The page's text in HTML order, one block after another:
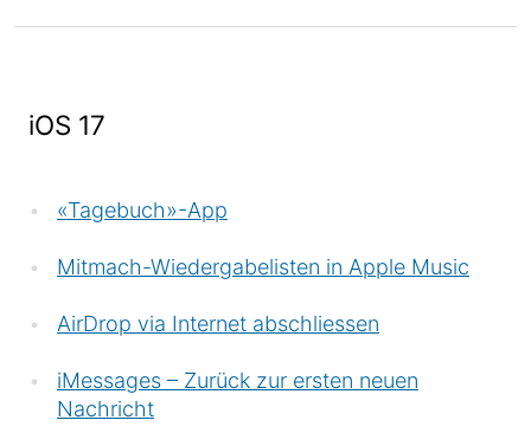
iOS 17
«Tagebuch»-App
Mitmach-Wiedergabelisten in Apple Music
AirDrop via Internet abschliessen
iMessages – Zurück zur ersten neuen
Nachricht